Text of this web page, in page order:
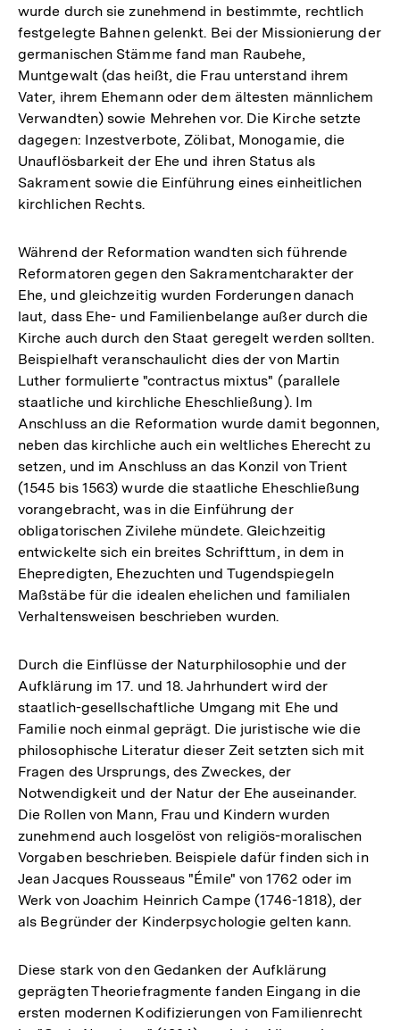
wurde durch sie zunehmend in bestimmte, rechtlich
festgelegte Bahnen gelenkt. Bei der Missionierung der
germanischen Stämme fand man Raubehe,
Muntgewalt (das heißt, die Frau unterstand ihrem
Vater, ihrem Ehemann oder dem ältesten männlichem
Verwandten) sowie Mehrehen vor. Die Kirche setzte
dagegen: Inzestverbote, Zölibat, Monogamie, die
Unauflösbarkeit der Ehe und ihren Status als
Sakrament sowie die Einführung eines einheitlichen
kirchlichen Rechts.
Während der Reformation wandten sich führende
Reformatoren gegen den Sakramentcharakter der
Ehe, und gleichzeitig wurden Forderungen danach
laut, dass Ehe- und Familienbelange außer durch die
Kirche auch durch den Staat geregelt werden sollten.
Beispielhaft veranschaulicht dies der von Martin
Luther formulierte "contractus mixtus" (parallele
staatliche und kirchliche Eheschließung). Im
Anschluss an die Reformation wurde damit begonnen,
neben das kirchliche auch ein weltliches Eherecht zu
setzen, und im Anschluss an das Konzil von Trient
(1545 bis 1563) wurde die staatliche Eheschließung
vorangebracht, was in die Einführung der
obligatorischen Zivilehe mündete. Gleichzeitig
entwickelte sich ein breites Schrifttum, in dem in
Ehepredigten, Ehezuchten und Tugendspiegeln
Maßstäbe für die idealen ehelichen und familialen
Verhaltensweisen beschrieben wurden.
Durch die Einflüsse der Naturphilosophie und der
Aufklärung im 17. und 18. Jahrhundert wird der
staatlich-gesellschaftliche Umgang mit Ehe und
Familie noch einmal geprägt. Die juristische wie die
philosophische Literatur dieser Zeit setzten sich mit
Fragen des Ursprungs, des Zweckes, der
Notwendigkeit und der Natur der Ehe auseinander.
Die Rollen von Mann, Frau und Kindern wurden
zunehmend auch losgelöst von religiös-moralischen
Vorgaben beschrieben. Beispiele dafür finden sich in
Jean Jacques Rousseaus "Émile" von 1762 oder im
Werk von Joachim Heinrich Campe (1746-1818), der
als Begründer der Kinderpsychologie gelten kann.
Diese stark von den Gedanken der Aufklärung
geprägten Theoriefragmente fanden Eingang in die
ersten modernen Kodifizierungen von Familienrecht